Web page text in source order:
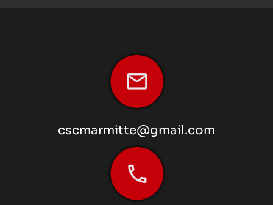
cscmarmitte@gmail.com